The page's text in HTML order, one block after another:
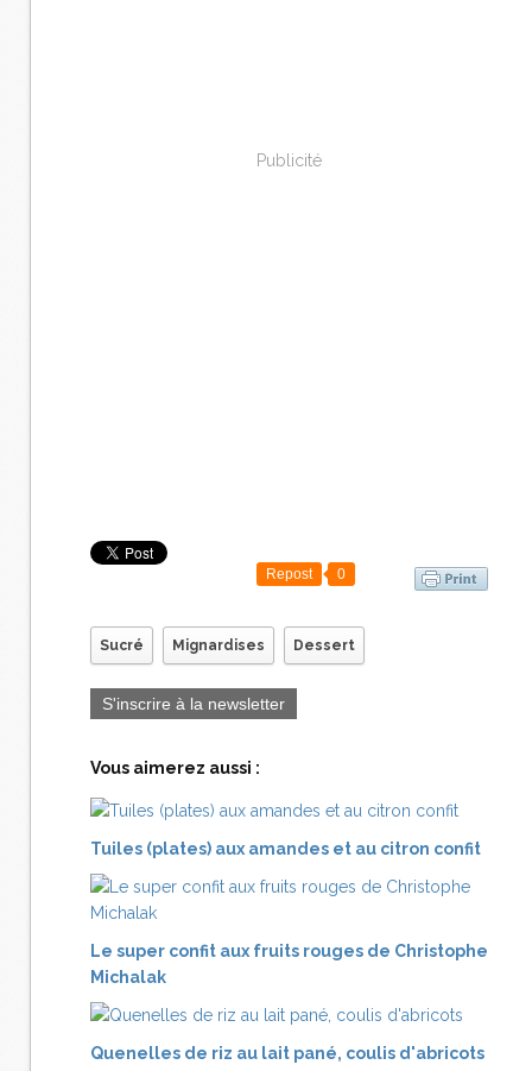
Publicité
Repost 0
Sucré Mignardises Dessert
S'inscrire à la newsletter
Vous aimerez aussi :
Tuiles (plates) aux amandes et au citron confit
Le super confit aux fruits rouges de Christophe
Michalak
Quenelles de riz au lait pané, coulis d'abricots